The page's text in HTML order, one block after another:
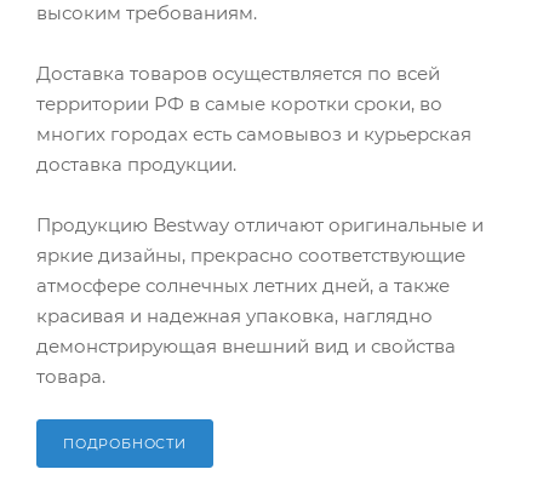
высоким требованиям.
Доставка товаров осуществляется по всей
территории РФ в самые коротки сроки, во
многих городах есть самовывоз и курьерская
доставка продукции.
Продукцию Bestway отличают оригинальные и
яркие дизайны, прекрасно соответствующие
атмосфере солнечных летних дней, а также
красивая и надежная упаковка, наглядно
демонстрирующая внешний вид и свойства
товара.
ПОДРОБНОСТИ